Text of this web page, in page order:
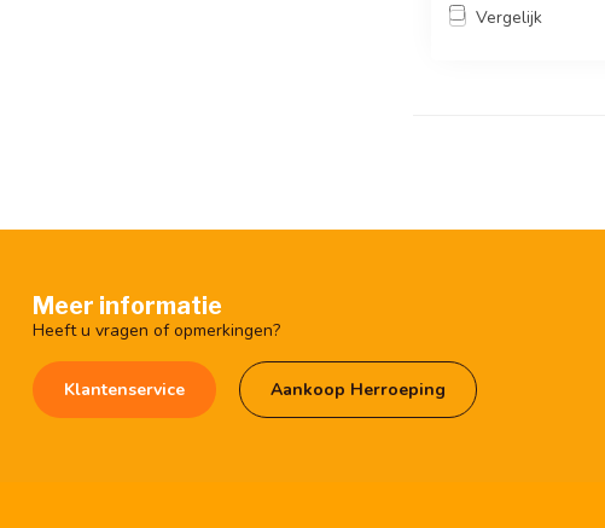
Vergelijk
Meer informatie
Heeft u vragen of opmerkingen?
Klantenservice Aankoop Herroeping